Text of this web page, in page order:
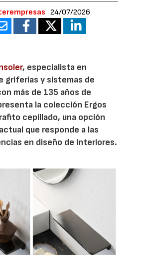
24/07/2026
, especialista en
griferías y sistemas de
más de 135 años de
la colección Ergos
cepillado, una opción
que responde a las
en diseño de interiores.